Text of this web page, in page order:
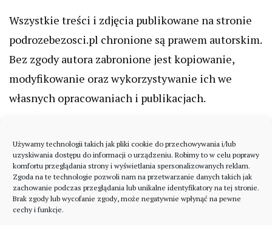
Używamy technologii takich jak pliki cookie do przechowywania i/lub
uzyskiwania dostępu do informacji o urządzeniu. Robimy to w celu poprawy
komfortu przeglądania strony i wyświetlania spersonalizowanych reklam.
Zgoda na te technologie pozwoli nam na przetwarzanie danych takich jak
zachowanie podczas przeglądania lub unikalne identyfikatory na tej stronie.
Brak zgody lub wycofanie zgody, może negatywnie wpłynąć na pewne
cechy i funkcje.
Wszystkie treści i zdjęcia publikowane na stronie
podrozebezosci.pl chronione są prawem autorskim.
Bez zgody autora zabronione jest kopiowanie,
modyfikowanie oraz wykorzystywanie ich we
własnych opracowaniach i publikacjach.